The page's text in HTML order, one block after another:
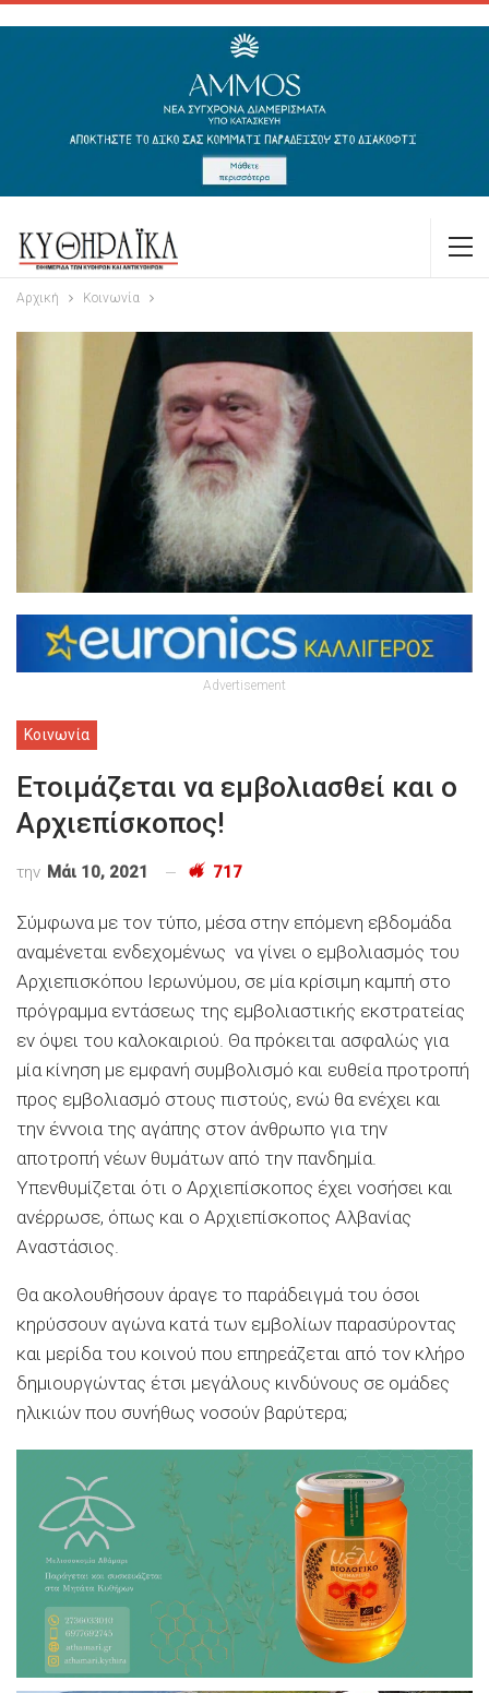
Αρχική Κοινωνία
Advertisement
Κοινωνία
Ετοιμάζεται να εμβολιασθεί και ο
Αρχιεπίσκοπος!
την Μάι 10, 2021 717
Σύμφωνα με τον τύπο, μέσα στην επόμενη εβδομάδα
αναμένεται ενδεχομένως να γίνει ο εμβολιασμός του
Αρχιεπισκόπου Ιερωνύμου, σε μία κρίσιμη καμπή στο
πρόγραμμα εντάσεως της εμβολιαστικής εκστρατείας
εν όψει του καλοκαιριού. Θα πρόκειται ασφαλώς για
μία κίνηση με εμφανή συμβολισμό και ευθεία προτροπή
προς εμβολιασμό στους πιστούς, ενώ θα ενέχει και
την έννοια της αγάπης στον άνθρωπο για την
αποτροπή νέων θυμάτων από την πανδημία.
Υπενθυμίζεται ότι ο Αρχιεπίσκοπος έχει νοσήσει και
ανέρρωσε, όπως και ο Αρχιεπίσκοπος Αλβανίας
Αναστάσιος.
Θα ακολουθήσουν άραγε το παράδειγμά του όσοι
κηρύσσουν αγώνα κατά των εμβολίων παρασύροντας
και μερίδα του κοινού που επηρεάζεται από τον κλήρο
δημιουργώντας έτσι μεγάλους κινδύνους σε ομάδες
ηλικιών που συνήθως νοσούν βαρύτερα;